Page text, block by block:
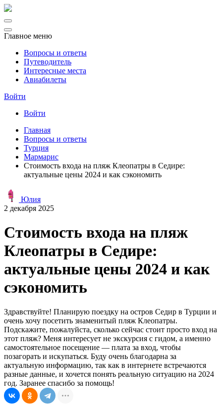
Главное меню
Вопросы и ответы
Путеводитель
Интересные места
Авиабилеты
Войти
Войти
Главная
Вопросы и ответы
Турция
Мармарис
Стоимость входа на пляж Клеопатры в Седире:
актуальные цены 2024 и как сэкономить
Юлия
2 декабря 2025
Стоимость входа на пляж
Клеопатры в Седире:
актуальные цены 2024 и как
сэкономить
Здравствуйте! Планирую поездку на остров Седир в Турции и
очень хочу посетить знаменитый пляж Клеопатры.
Подскажите, пожалуйста, сколько сейчас стоит просто вход на
этот пляж? Меня интересует не экскурсия с гидом, а именно
самостоятельное посещение — плата за вход, чтобы
позагорать и искупаться. Буду очень благодарна за
актуальную информацию, так как в интернете встречаются
разные данные, и хочется понять реальную ситуацию на 2024
год. Заранее спасибо за помощь!